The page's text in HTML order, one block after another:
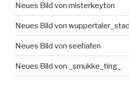
Neues Bild von misterkeyton
Neues Bild von
Neues Bild von seehafen
Neues Bild von _smukke_ting_